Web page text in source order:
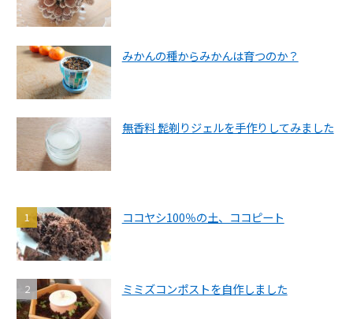
みかんの種からみかんは育つのか？
無香料 髭剃りジェルを手作りしてみました
ココヤシ100％の土、ココピート
ミミズコンポストを自作しました